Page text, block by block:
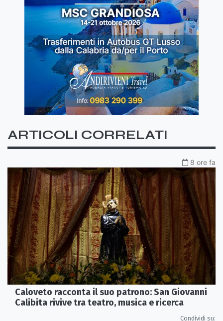
ARTICOLI CORRELATI
8 ore fa
Caloveto racconta il suo patrono: San Giovanni
Calibita rivive tra teatro, musica e ricerca
Condividi su: